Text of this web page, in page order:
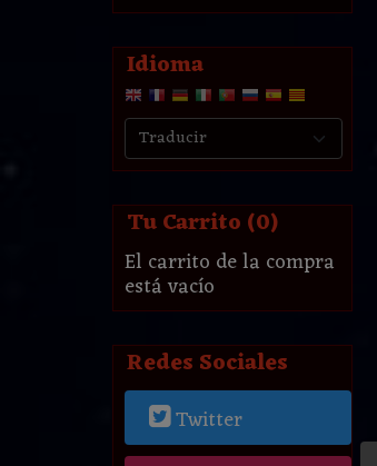
Idioma
Tu Carrito (0)
El carrito de la compra
está vacío
Redes Sociales
Twitter